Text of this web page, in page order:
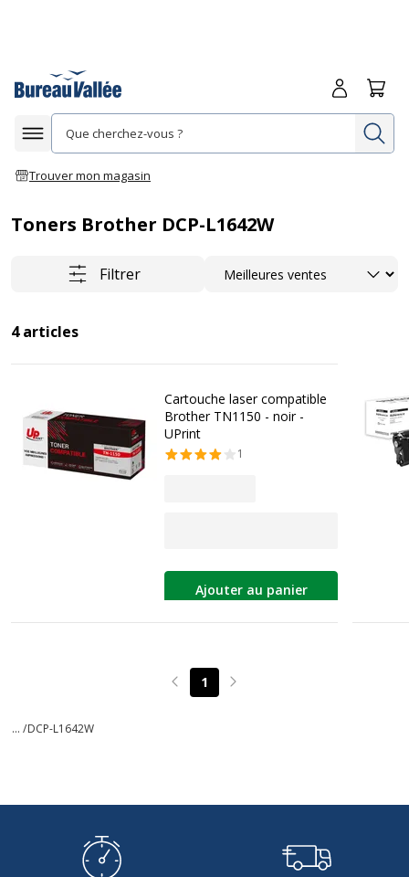
Afficher la navigation
Trouver mon magasin
Me
Toners Brother DCP-L1642W
Filtrer Trier
4 articles
Cartouche laser compatible
Brother TN1150 - noir -
UPrint
1
Ajouter au panier
Page précédente
1 Page suivante
... /DCP-L1642W